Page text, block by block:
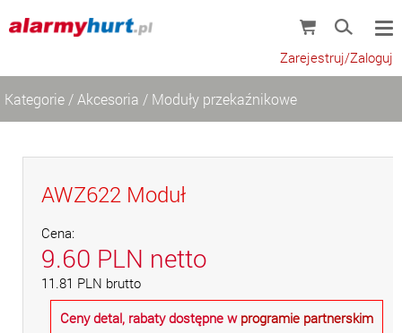
Zarejestruj/Zaloguj
Kategorie / Akcesoria / Moduły przekaźnikowe
AWZ622 Moduł
Cena:
9.60 PLN netto
11.81 PLN brutto
Ceny detal, rabaty dostępne w programie partnerskim